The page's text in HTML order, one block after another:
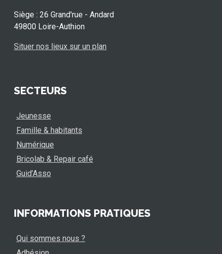
Siège : 26 Grand'rue - Andard
49800 Loire-Authion
Situer nos lieux sur un plan
SECTEURS
Jeunesse
Famille & habitants
Numérique
Bricolab & Repair café
Guid’Asso
INFORMATIONS PRATIQUES
Qui sommes nous ?